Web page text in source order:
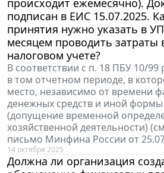
происходит ежемесячно).
подписан в ЕИС 15.07.2025.
принятия нужно указать в
месяцем проводить затраты
налоговом учете?
В соответствии с п. 18 ПБУ 10/
в том отчетном периоде, в
место, независимо от времени
денежных средств и иной
(допущение временной
хозяйственной деятельности)
письмо Минфина России от
14 октября 2025
Должна ли организация